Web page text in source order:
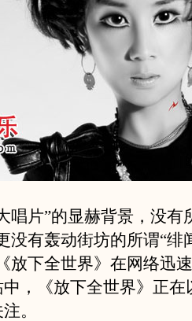
片”的显赫背景，没有
没有轰动街坊的所谓“绯
放下全世界》在网络迅
，《放下全世界》正在
。